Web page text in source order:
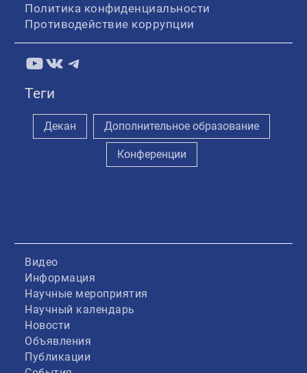
Политика конфиденциальности
Противодействие коррупции
YouTube
ВКонтакте
Telegram
Теги
Декан Дополнительное образование
Конференции
Видео
Информация
Научные мероприятия
Научный календарь
Новости
Объявления
Публикации